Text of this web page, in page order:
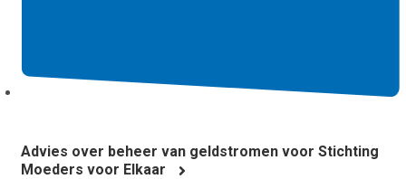
Advies over beheer van geldstromen voor Stichting
Moeders voor Elkaar